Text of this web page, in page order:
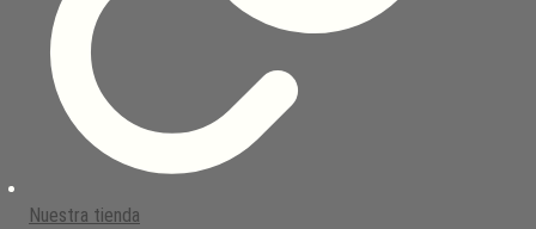
Nuestra tienda